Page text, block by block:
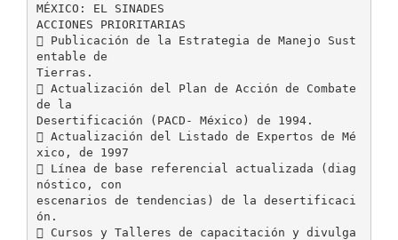
MÉXICO: EL SINADES
ACCIONES PRIORITARIAS
 Publicación de la Estrategia de Manejo Sust
entable de
Tierras.
 Actualización del Plan de Acción de Combate
de la
Desertificación (PACD- México) de 1994.
 Actualización del Listado de Expertos de Mé
xico, de 1997
 Línea de base referencial actualizada (diag
nóstico, con
escenarios de tendencias) de la desertificaci
ón.
 Cursos y Talleres de capacitación y divulga